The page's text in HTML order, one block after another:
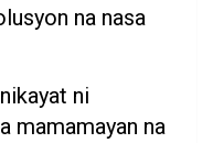
na nasa
ni
mamamayan na